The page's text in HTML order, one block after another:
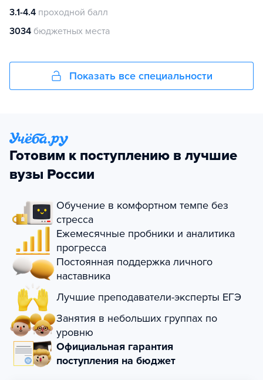
3.1-4.4 проходной балл
3034 бюджетных места
Показать все специальности
Готовим к поступлению в лучшие
вузы России
Обучение в комфортном темпе без
стресса
Ежемесячные пробники и аналитика
прогресса
Постоянная поддержка личного
наставника
Лучшие преподаватели-эксперты ЕГЭ
Занятия в небольших группах по
уровню
Официальная гарантия
поступления на бюджет